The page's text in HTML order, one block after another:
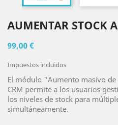
AUMENTAR STOCK
99,00 €
Impuestos incluidos
El módulo "Aumento masivo
CRM permite a los usuarios
los niveles de stock para
simultáneamente.